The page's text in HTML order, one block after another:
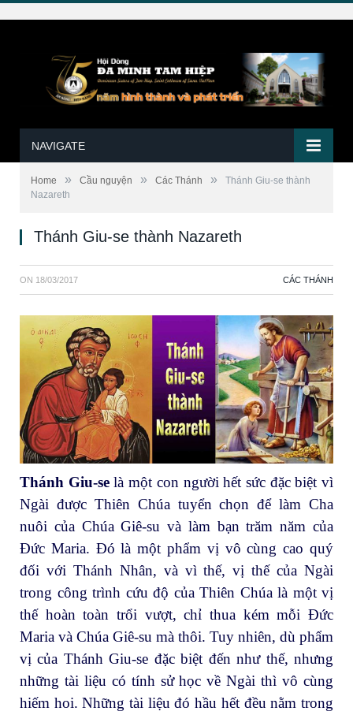
NAVIGATE
Home » Cầu nguyện » Các Thánh »
Thánh Giu-se thành
Nazareth
Thánh Giu-se thành Nazareth
ON 18/03/2017 CÁC THÁNH
Thánh Giu-selà một con người hết sức đặc biệt vì
Ngài được Thiên Chúa tuyển chọn để làm Cha
nuôi của Chúa Giê-su và làm bạn trăm năm của
Đức Maria. Đó là một phẩm vị vô cùng cao quý
đối với Thánh Nhân, và vì thế, vị thế của Ngài
trong công trình cứu độ của Thiên Chúa là một vị
thế hoàn toàn trổi vượt, chỉ thua kém mỗi Đức
Maria và Chúa Giê-su mà thôi. Tuy nhiên, dù phẩm
vị của Thánh Giu-se đặc biệt đến như thế, nhưng
những tài liệu có tính sử học về Ngài thì vô cùng
hiếm hoi. Những tài liệu đó hầu hết đều nằm trong